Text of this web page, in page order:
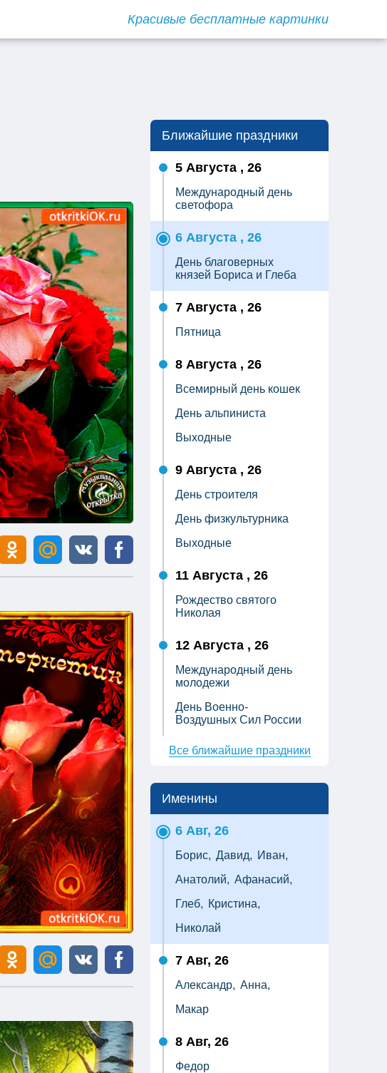
Красивые бесплатные картинки
Ближайшие праздники
5 Августа , 26
Международный день
светофора
6 Августа , 26
День благоверных
князей Бориса и Глеба
7 Августа , 26
Пятница
8 Августа , 26
Всемирный день кошек
День альпиниста
Выходные
9 Августа , 26
День строителя
День физкультурника
Выходные
11 Августа , 26
Рождество святого
Николая
12 Августа , 26
Международный день
молодежи
День Военно-
Воздушных Сил России
Все ближайшие праздники
Именины
6 Авг, 26
Борис, Давид, Иван,
Анатолий, Афанасий,
Глеб, Кристина,
Николай
7 Авг, 26
Александр, Анна,
Макар
8 Авг, 26
Федор